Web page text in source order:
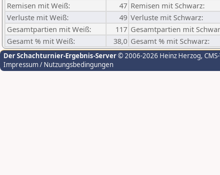
Remisen mit Weiß:
47 Remisen mit Schwarz:
Verluste mit Weiß:
49 Verluste mit Schwarz:
Gesamtpartien mit Weiß:
117 Gesamtpartien mit
Gesamt % mit Weiß:
38,0 Gesamt % mit Schwarz:
Der Schachturnier-Ergebnis-Server© 2006-2026 Heinz Herzog,
Impressum / Nutzungsbedingungen